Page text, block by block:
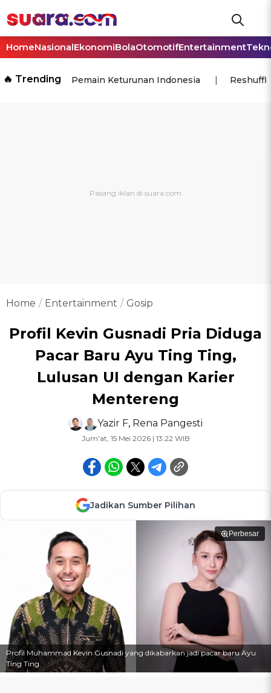
HomeNasionalEkonomiBolaOtomotifEntertainment
🔥 Trending Pemain Keturunan Indonesia
Home Entertainment Gosip
Profil Kevin Gusnadi Pria Diduga
Pacar Baru Ayu Ting Ting,
Lulusan UI dengan Karier
Mentereng
Yazir F, Rena Pangesti
Jum'at, 15 Mei 2026 | 13:22 WIB
Jadikan Sumber Pilihan
Perbesar
Profil Muhammad Kevin Gusnadi yang dikabarkan jadi pacar baru Ayu
Ting Ting.